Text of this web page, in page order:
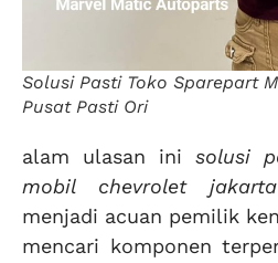
Solusi Pasti Toko Sparepart
Pusat Pasti Ori
alam ulasan ini solusi
mobil chevrolet
menjadi acuan pemilik
mencari komponen